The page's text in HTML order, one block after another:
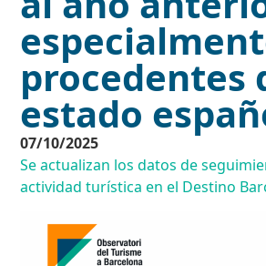
procedentes
estado
07/10/2025
Se actualizan los datos de
actividad turística en el Destino